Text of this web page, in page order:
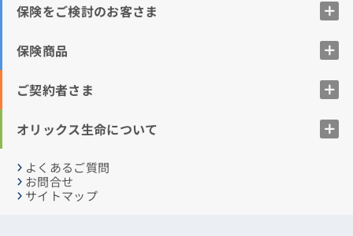
保険をご検討のお客さま
保険商品
ご契約者さま
オリックス生命について
よくあるご質問
お問合せ
サイトマップ